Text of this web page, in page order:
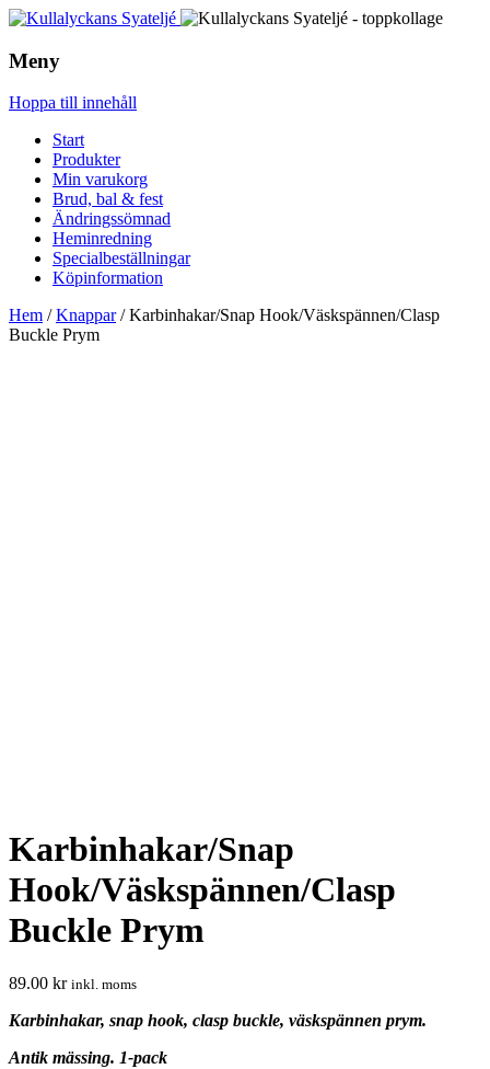
Meny
Hoppa till innehåll
Start
Produkter
Min varukorg
Brud, bal & fest
Ändringssömnad
Heminredning
Specialbeställningar
Köpinformation
Hem /Knappar/ Karbinhakar/Snap Hook/Väskspännen/Clasp
Buckle Prym
Karbinhakar/Snap
Hook/Väskspännen/Clasp
Buckle Prym
89.00 kr inkl. moms
Karbinhakar, snap hook, clasp buckle, väskspännen prym.
Antik mässing. 1-pack